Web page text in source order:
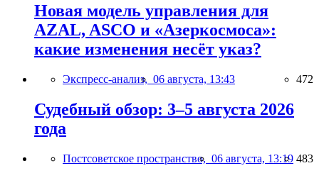
Новая модель управления для
AZAL, ASCO и «Азеркосмоса»:
какие изменения несёт указ?
Экспресс-анализ, 06 августа, 13:43 472
Судебный обзор: 3–5 августа 2026
года
Постсоветское пространство, 06 августа, 13:19 483